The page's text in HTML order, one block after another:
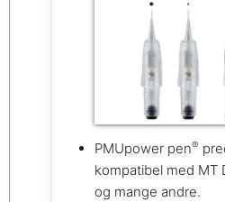
PMUpower pen®
kompatibel med MT
og mange andre.